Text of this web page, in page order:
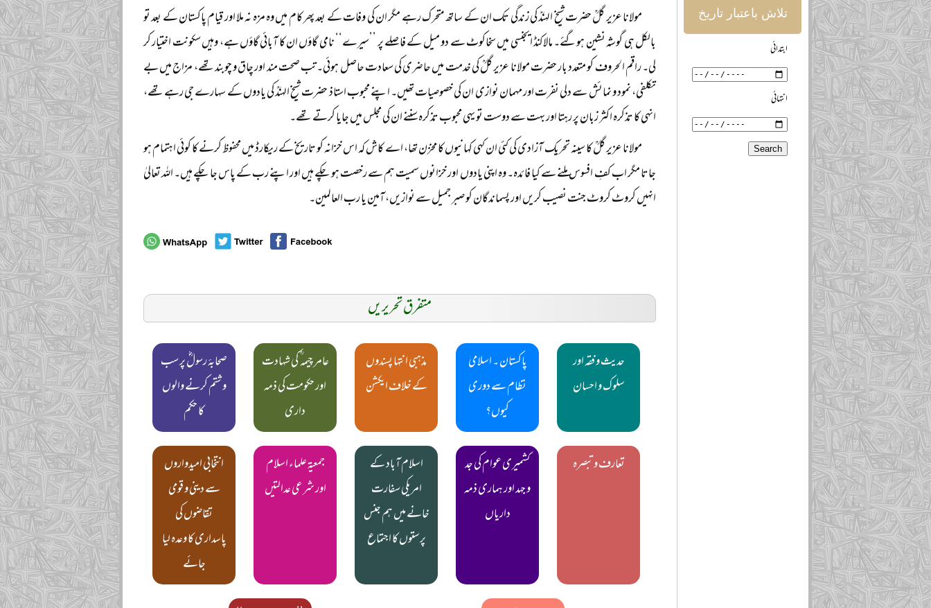
مولانا عزیر گلؒ حضرت شیخ الہندؒ کی زندگی تک ان کے ساتھ متحرک رہے مگر ان کی وفات کے بعد پھر کام میں وہ مزہ نہ ملا اور قیام پاکستان کے بعد تو
بالکل ہی گوشہ نشین ہوگئے۔ مالاکنڈ ایجنسی میں سخاکوٹ سے دو میل کے فاصلے پر ’’سیرے‘‘ نامی گاؤں ان کا آبائی گاؤں ہے، وہیں سکونت اختیار کر
لی۔ راقم الحروف کو متعدد بار حضرت مولانا عزیر گلؒ کی خدمت میں حاضری کی سعادت حاصل ہوئی۔ تب صحت مند اور چاق و چوبند تھے، مزاج میں بے
تکلفی، نمود و نمائش سے دلی نفرت اور مہمان نوازی ان کی خصوصیات تھیں۔ اپنے محبوب استاذ حضرت شیخ الہندؒ کی یادوں کے سہارے جی رہے تھے،
انہی کا تذکرہ اکثر زبان پر رہتا اور بہت سے دوست تو یہی محبوب تذکرہ سننے ان کی مجلس میں جایا کرتے تھے۔
مولانا عزیر گلؒ کا سینہ تحریک آزادی کی کئی ان کہی کہانیوں کا مخزن تھا، اے کاش کہ اس خزانہ کو تاریخ کے ریکارڈ میں محفوظ کرنے کا کوئی اہتمام ہو
جاتا مگر اب کفِ افسوس ملنے سے کیا فائدہ۔ وہ اپنی یادوں اور خزانوں سمیت ہم سے رخصت ہو چکے ہیں اور اپنے رب کے پاس جا چکے ہیں۔ اللہ تعالیٰ
انہیں کروٹ کروٹ جنت نصیب کریں اور پسماندگان کو صبر جمیل سے نوازیں، آمین یا رب العالمین۔
متفرق تحریریں
حدیث و فقہ اور
سلوک و احسان
پاکستان ۔ اسلامی
نظام سے دوری
کیوں؟
مذہبی انتہا پسندوں
کے خلاف ایکشن
عامر چیمہ ؒ کی شہادت
اور حکومت کی ذمہ
داری
صحابۂ رسولؓ پر سب
و شتم کرنے والوں
کا حکم
تعارف و تبصرہ
کشمیری عوام کی جد
و جہد اور ہماری ذمہ
داریاں
اسلام آباد کے
امریکی سفارت
خانے میں ہم جنس
پرستوں کا اجتماع
جمعیۃ علماء اسلام
اور شرعی عدالتیں
انتخابی امیدواروں
سے دینی و قومی
تقاضوں کی
پاسداری کا وعدہ لیا
جائے
تلاش باعتبار تاریخ
ابتدائی
انتہائی